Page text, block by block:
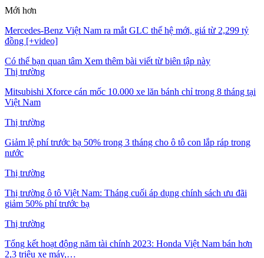
Mới hơn
Mercedes-Benz Việt Nam ra mắt GLC thế hệ mới, giá từ 2,299 tỷ
đồng [+video]
Có thể bạn quan tâm Xem thêm bài viết từ biên tập này
Thị trường
Mitsubishi Xforce cán mốc 10.000 xe lăn bánh chỉ trong 8 tháng tại
Việt Nam
Thị trường
Giảm lệ phí trước bạ 50% trong 3 tháng cho ô tô con lắp ráp trong
nước
Thị trường
Thị trường ô tô Việt Nam: Tháng cuối áp dụng chính sách ưu đãi
giảm 50% phí trước bạ
Thị trường
Tổng kết hoạt động năm tài chính 2023: Honda Việt Nam bán hơn
2,3 triệu xe máy,…